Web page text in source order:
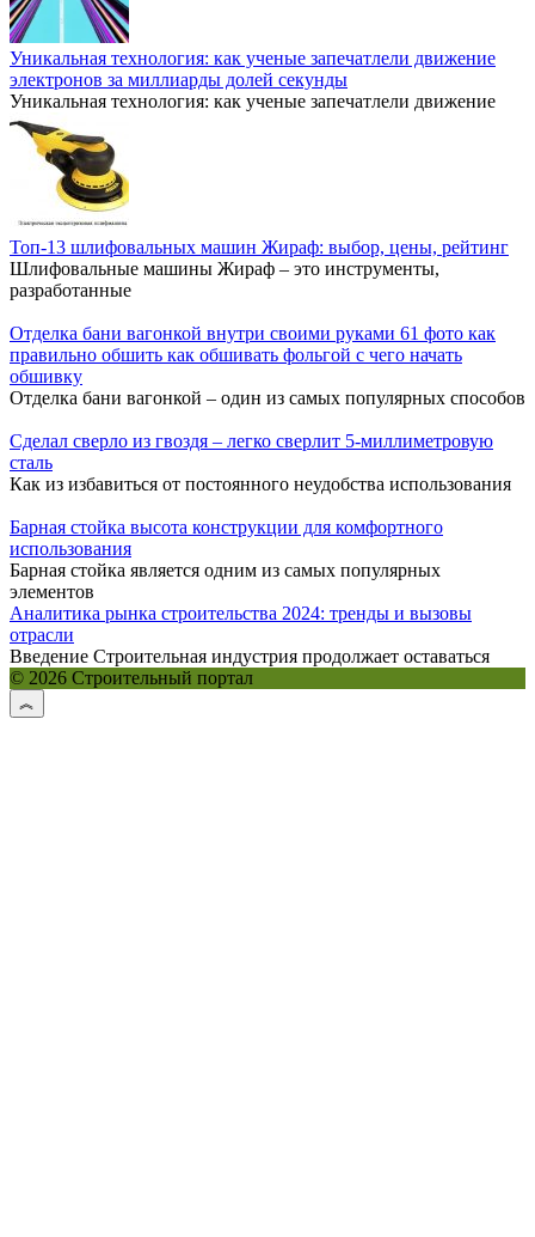
Уникальная технология: как ученые запечатлели движение
электронов за миллиарды долей секунды
Уникальная технология: как ученые запечатлели движение
Топ-13 шлифовальных машин Жираф: выбор, цены, рейтинг
Шлифовальные машины Жираф – это инструменты,
разработанные
Отделка бани вагонкой внутри своими руками 61 фото как
правильно обшить как обшивать фольгой с чего начать
обшивку
Отделка бани вагонкой – один из самых популярных способов
Сделал сверло из гвоздя – легко сверлит 5-миллиметровую
сталь
Как из избавиться от постоянного неудобства использования
Барная стойка высота конструкции для комфортного
использования
Барная стойка является одним из самых популярных
элементов
Аналитика рынка строительства 2024: тренды и вызовы
отрасли
Введение Строительная индустрия продолжает оставаться
© 2026 Строительный портал